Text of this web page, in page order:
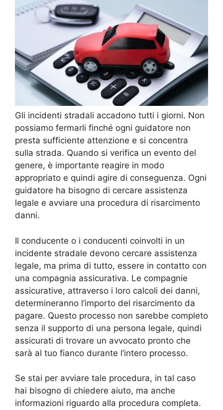
Gli incidenti stradali accadono tutti i giorni. Non
possiamo fermarli finché ogni guidatore non
presta sufficiente attenzione e si concentra
sulla strada. Quando si verifica un evento del
genere, è importante reagire in modo
appropriato e quindi agire di conseguenza. Ogni
guidatore ha bisogno di cercare assistenza
legale e avviare una procedura di risarcimento
danni.
Il conducente o i conducenti coinvolti in un
incidente stradale devono cercare assistenza
legale, ma prima di tutto, essere in contatto con
una compagnia assicurativa. Le compagnie
assicurative, attraverso i loro calcoli dei danni,
determineranno l’importo del risarcimento da
pagare. Questo processo non sarebbe completo
senza il supporto di una persona legale, quindi
assicurati di trovare un avvocato pronto che
sarà al tuo fianco durante l’intero processo.
Se stai per avviare tale procedura, in tal caso
hai bisogno di chiedere aiuto, ma anche
informazioni riguardo alla procedura completa.